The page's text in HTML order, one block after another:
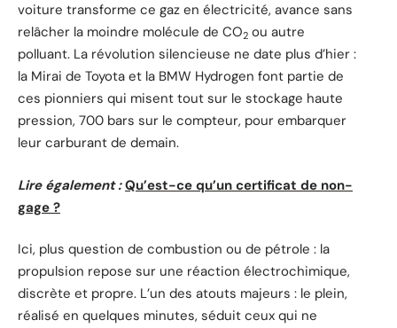
voiture transforme ce gaz en électricité, avance sans
relâcher la moindre molécule de CO2 ou autre
polluant. La révolution silencieuse ne date plus d’hier :
la Mirai de Toyota et la BMW Hydrogen font partie de
ces pionniers qui misent tout sur le stockage haute
pression, 700 bars sur le compteur, pour embarquer
leur carburant de demain.
Lire également : Qu’est-ce qu’un certificat de non-
gage ?
Ici, plus question de combustion ou de pétrole : la
propulsion repose sur une réaction électrochimique,
discrète et propre. L’un des atouts majeurs : le plein,
réalisé en quelques minutes, séduit ceux qui ne